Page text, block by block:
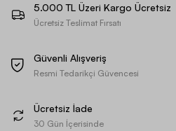
5.000 TL Üzeri Kargo Ücretsiz
Ücretsiz Teslimat Fırsatı
Güvenli Alışveriş
Resmi Tedarikçi Güvencesi
Ücretsiz İade
30 Gün İçerisinde